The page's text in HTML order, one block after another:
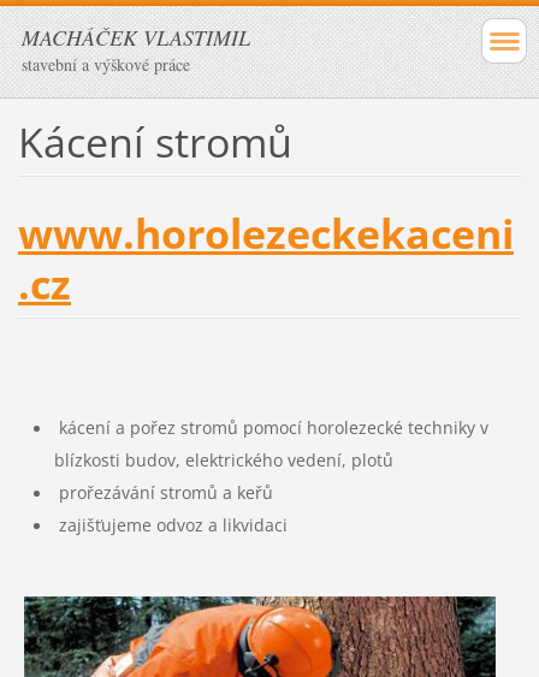
MACHÁČEK VLASTIMIL
stavební a výškové práce
Kácení stromů
www.horolezeckekaceni
.cz
kácení a pořez stromů pomocí horolezecké techniky v
blízkosti budov, elektrického vedení, plotů
prořezávání stromů a keřů
zajišťujeme odvoz a likvidaci